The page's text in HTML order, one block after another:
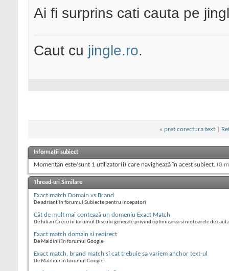
Ai fi surprins cati cauta pe
Caut cu jingle.ro.
« pret corectura text|
Informații subiect
Momentan este/sunt 1 utilizator(i) care navighează în acest subiect. (0
Thread-uri Similare
Exact match Domain vs Brand
De adriant în forumul Subiecte pentru incepatori
Cât de mult mai contează un domeniu Exact Match
De Iulian Grecu în forumul Discutii generale privind optimizarea si motoarele de
Exact match domain si redirect
De Maldinii în forumul Google
Exact match, brand match si cat trebuie sa variem anchor text-ul
De Maldinii în forumul Google